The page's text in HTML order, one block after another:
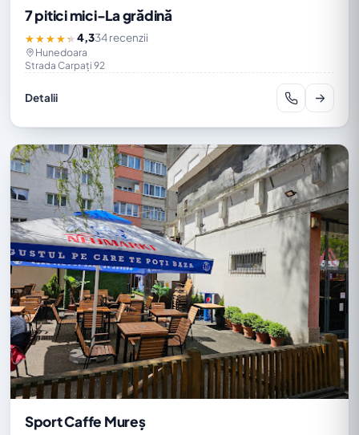
7 pitici mici-La grădină
★★★★★4,334 recenzii
Hunedoara
Strada Carpați 92
Detalii
Sport Caffe Mureș